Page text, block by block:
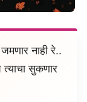
नाही रे..
सुकणार